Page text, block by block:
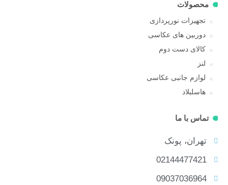
محصولات
تجهیزات نورپردازی
دوربین های عکاسی
کالای دست دوم
لنز
لوازم جانبی عکاسی
هاسلبلاد
تماس با ما
تهران، پونک
02144477421
09037036964